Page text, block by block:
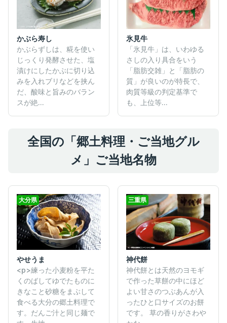
かぶら寿し
かぶらずしは、糀を使い
じっくり発酵させた、塩
漬けにしたかぶに切り込
みを入れブリなどを挟ん
だ、酸味と旨みのバラン
スが絶...
氷見牛
「氷見牛」は、いわゆる
さしの入り具合をいう
「脂肪交雑」と「脂肪の
質」が良いのが特長で、
肉質等級の判定基準で
も、上位等...
全国の「郷土料理・ご当地グル
メ」ご当地名物
大分県
やせうま
<p>練った小麦粉を平た
くのばしてゆでたものに
きなこと砂糖をまぶして
食べる大分の郷土料理で
す。だんご汁と同じ麺で
三重県
神代餅
神代餅とは天然のヨモギ
で作った草餅の中にほど
よい甘さのつぶあんが入
ったひと口サイズのお餅
です。 草の香りがさわや